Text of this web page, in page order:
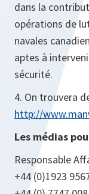
dans la
opérations de
navales
aptes à
sécurité.
4. On trouvera
http://
Les médias
Responsable
+44 (0)1923